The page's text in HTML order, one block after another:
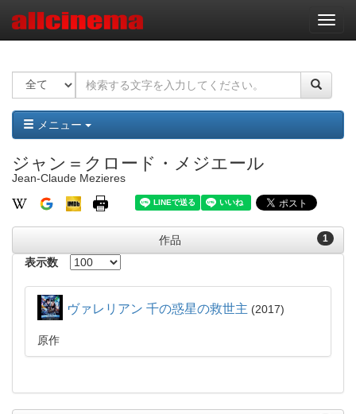
ナ
ビ
ー
ョ
ン
メニュー
ジャン＝クロード・メジエール
Jean-Claude Mezieres
1
作品
表示数
ヴァレリアン 千の惑星の救世主 2017
原作